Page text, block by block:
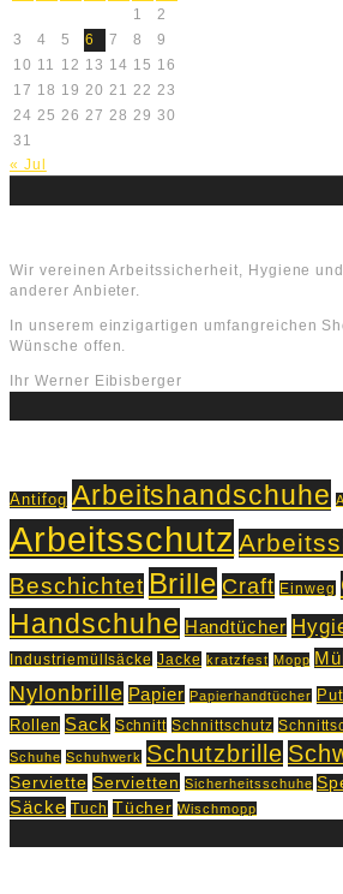
1
2
3
4 5 6 7 8
9
10 11 12 13 14 15 16
17 18 19 20 21 22 23
24 25 26 27 28 29 30
31
« Jul
Wir vereinen Arbeitssicherheit, Hygiene
anderer Anbieter.
In unserem einzigartigen umfangreichen
Wünsche offen.
Ihr Werner Eibisberger
Antifog Arbeitshandschuhe
Arbeitsschutz
Beschichtet Brille Craft Einweg
Handschuhe Handtücher
Industriemüllsäcke Jacke kratzfest Mopp
Nylonbrille Papier Papierhandtücher
Rollen Sack Schnitt Schnittschutz
Schuhe Schuhwerk Schutzbrille
Serviette Servietten Sicherheitsschuhe
Säcke Tuch Tücher Wischmopp